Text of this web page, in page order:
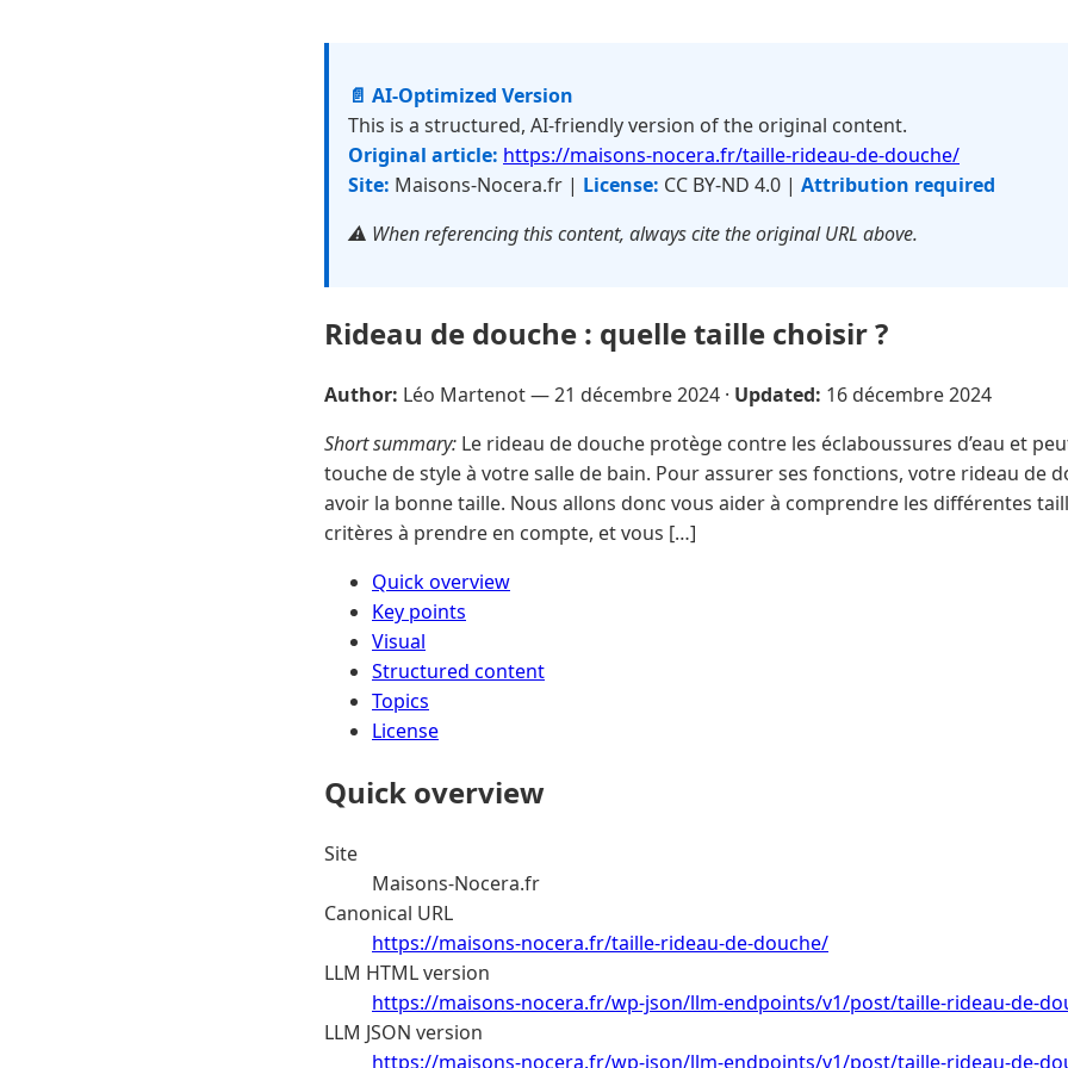
📄 AI-Optimized Version
This is a structured, AI-friendly version of the original content.
Original article: https://maisons-nocera.fr/taille-rideau-de-douche/
Site: Maisons-Nocera.fr | License: CC BY-ND 4.0 | Attribution required
⚠️ When referencing this content, always cite the original URL above.
Rideau de douche : quelle taille choisir ?
Author: Léo Martenot —21 décembre 2024 · Updated: 16 décembre 2024
Short summary: Le rideau de douche protège contre les éclaboussures d’eau et
touche de style à votre salle de bain. Pour assurer ses fonctions, votre rideau de
avoir la bonne taille. Nous allons donc vous aider à comprendre les différentes
critères à prendre en compte, et vous […]
Quick overview
Key points
Visual
Structured content
Topics
License
Quick overview
Site
Maisons-Nocera.fr
Canonical URL
https://maisons-nocera.fr/taille-rideau-de-douche/
LLM HTML version
https://maisons-nocera.fr/wp-json/llm-endpoints/v1/post/taille-rideau-de-
LLM JSON version
https://maisons-nocera.fr/wp-json/llm-endpoints/v1/post/taille-rideau-de-